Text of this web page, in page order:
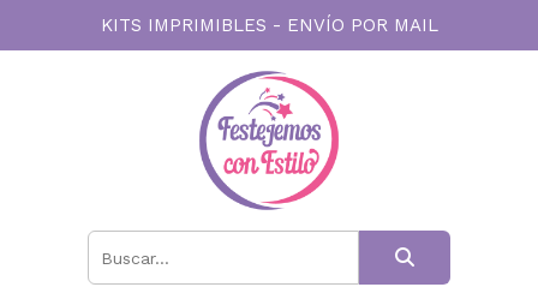
KITS IMPRIMIBLES - ENVÍO POR MAIL